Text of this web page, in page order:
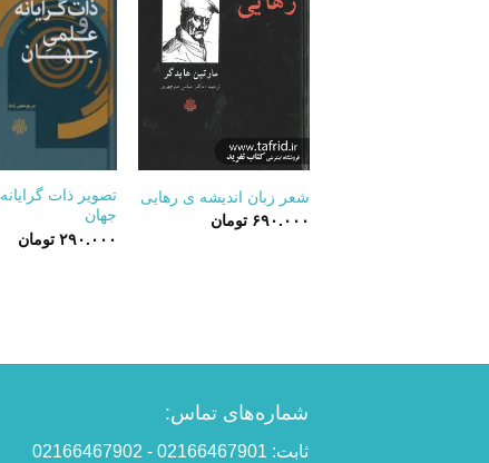
شعر زبان‏ اندیشه‏ ی رهایی
۶۹۰.۰۰۰ تومان
تصویر ذات
جهان
۲۹۰.۰۰۰ تومان
شماره‌های تماس:
ثابت: 02166467901 - 02166467902